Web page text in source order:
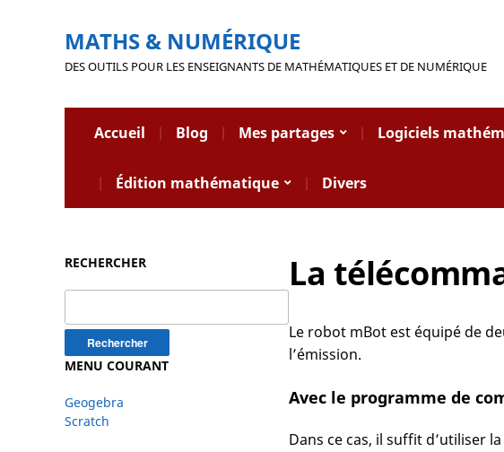
MATHS & NUMÉRIQUE
DES OUTILS POUR LES ENSEIGNANTS DE MATHÉMATIQUES ET DE NUMÉRIQUE
Accueil Blog Mes partages Logiciels
Édition mathématique Divers
RECHERCHER
MENU COURANT
Geogebra
Scratch
La
Le robot mBot est équipé de
l’émission.
Avec le programme de
Dans ce cas, il suffit d’utiliser